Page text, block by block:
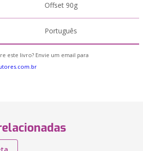
Offset 90g
Português
este livro? Envie um email para